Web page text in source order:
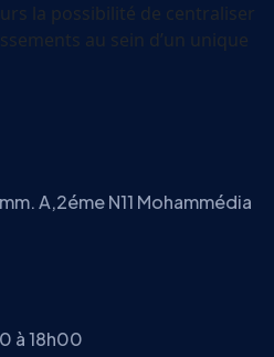
la possibilité de centraliser
au sein d’un unique
A,2éme N11 Mohammédia
à 18h00